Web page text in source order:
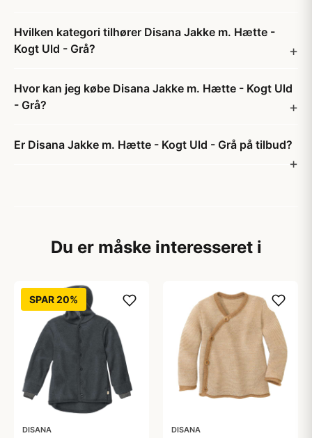
Hvilken kategori tilhører Disana Jakke m. Hætte -
Kogt Uld - Grå?
Hvor kan jeg købe Disana Jakke m. Hætte - Kogt Uld
- Grå?
Er Disana Jakke m. Hætte - Kogt Uld - Grå på tilbud?
Du er måske interesseret i
SPAR 20%
DISANA DISANA